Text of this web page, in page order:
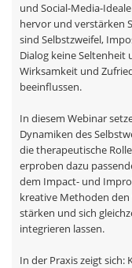
und Social-Media-
hervor und verstärken
sind Selbstzweifel,
Dialog keine Seltenheit
Wirksamkeit und
beeinflussen.
In diesem Webinar
Dynamiken des
die therapeutische
erproben dazu
dem Impact- und
kreative Methoden
stärken und sich
integrieren lassen.
In der Praxis zeigt sich: